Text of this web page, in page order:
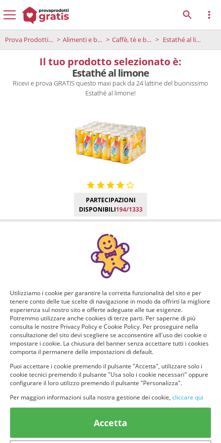
Prova Prodotti Gratis Alimenti e bevande Caffè, tè e bevande Estathé al limone
Il tuo prodotto selezionato è:
Estathé al limone
Ricevi e prova GRATIS questo maxi pack da 24 lattine del buonissimo
Estathé al limone!
PARTECIPAZIONI
DISPONIBILI194/1333
Manca poco!
Puoi ricevere GRATIS questo nuovo prodotto, provarlo e
consigliarlo ad altri utenti. Per determinare se hai tutti i
requisiti per poter ricevere il prodotto da te selezionato e
Domanda 1 di 4:
Per quante persone fai la spesa? Quanti siete in casa?
Solo io 2 persone
3 o più persone
Utilizziamo i cookie per garantire la corretta funzionalità del sito e per
tenere conto delle tue scelte di navigazione in modo da offrirti la migliore
esperienza sul nostro sito e offerte adeguate alle tue esigenze.
Potremmo utilizzare anche cookies di terze parti. Per saperne di più
consulta le nostre Privacy Policy e Cookie Policy. Per proseguire nella
consultazione del sito devi scegliere se acconsentire all'uso dei cookie o
impostare i cookie. La chiusura del banner senza accettare tutti i cookies
comporta il permanere delle impostazioni di default.
Puoi accettare i cookie premendo il pulsante "Accetta", utilizzare solo i
cookie tecnici premendo il pulsante "Usa solo i cookie necessari" oppure
configurare il loro utilizzo premendo il pulsante "Personalizza".
Per maggiori informazioni sulla nostra gestione dei cookie, cliccare qui
Accetta